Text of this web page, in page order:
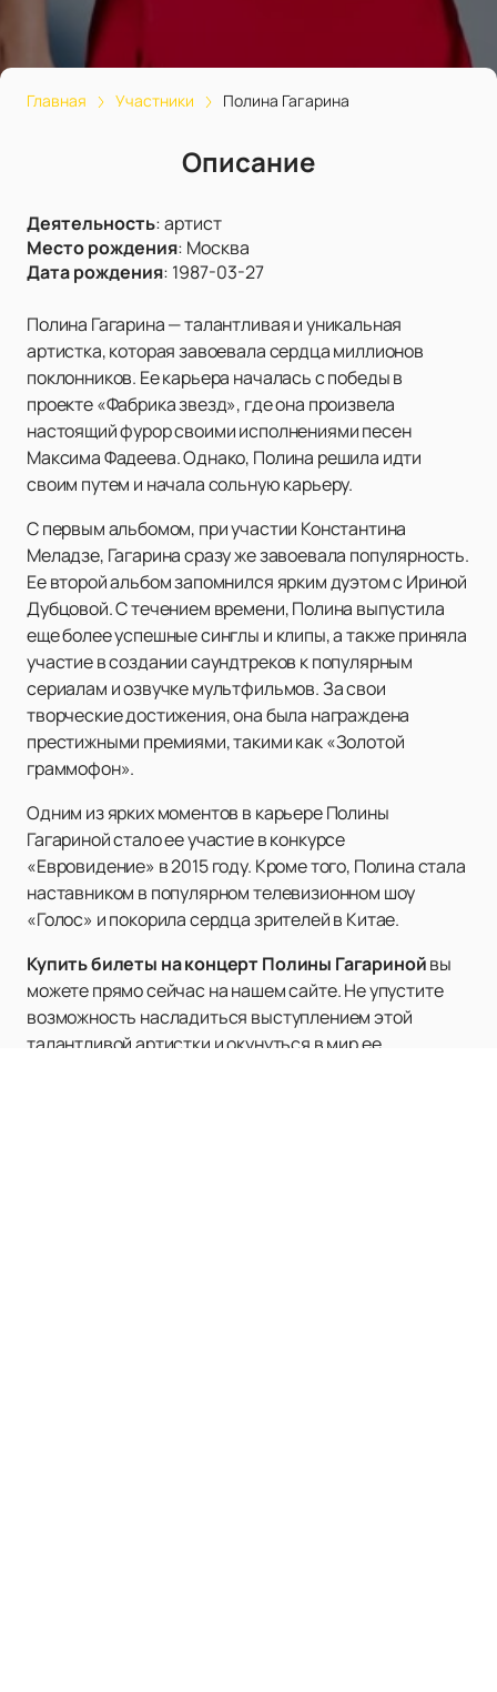
Главная Участники Полина Гагарина
Описание
Деятельность:артист
Место рождения: Москва
Дата рождения: 1987-03-27
Полина Гагарина — талантливая и уникальная
артистка, которая завоевала сердца миллионов
поклонников. Ее карьера началась с победы в
проекте «Фабрика звезд», где она произвела
настоящий фурор своими исполнениями песен
Максима Фадеева. Однако, Полина решила идти
своим путем и начала сольную карьеру.
С первым альбомом, при участии Константина
Меладзе, Гагарина сразу же завоевала популярность.
Ее второй альбом запомнился ярким дуэтом с Ириной
Дубцовой. С течением времени, Полина выпустила
еще более успешные синглы и клипы, а также приняла
участие в создании саундтреков к популярным
сериалам и озвучке мультфильмов. За свои
творческие достижения, она была награждена
престижными премиями, такими как «Золотой
граммофон».
Одним из ярких моментов в карьере Полины
Гагариной стало ее участие в конкурсе
«Евровидение» в 2015 году. Кроме того, Полина стала
наставником в популярном телевизионном шоу
«Голос» и покорила сердца зрителей в Китае.
Купить билеты на концерт Полины Гагаринойвы
можете прямо сейчас на нашем сайте. Не упустите
возможность насладиться выступлением этой
талантливой артистки и окунуться в мир ее